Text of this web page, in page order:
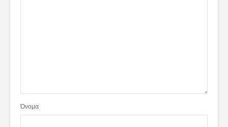
Όνομα